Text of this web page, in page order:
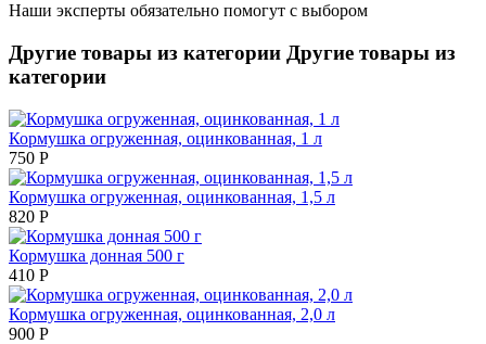
Наши эксперты обязательно помогут с выбором
Другие товары из категории Другие товары из
категории
Кормушка огруженная, оцинкованная, 1 л
750 Р
Кормушка огруженная, оцинкованная, 1,5 л
820 Р
Кормушка донная 500 г
410 Р
Кормушка огруженная, оцинкованная, 2,0 л
900 Р